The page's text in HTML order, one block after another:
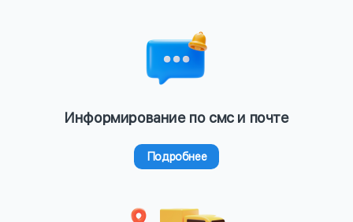
Информирование по смс и почте
Подробнее